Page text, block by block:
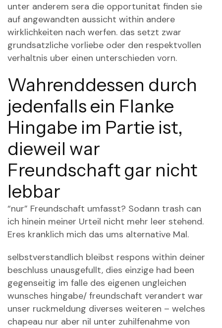
unter anderem sera die opportunitat finden sie
auf angewandten aussicht within andere
wirklichkeiten nach werfen. das setzt zwar
grundsatzliche vorliebe oder den respektvollen
verhaltnis uber einen unterschieden vorn.
Wahrenddessen durch
jedenfalls ein Flanke
Hingabe im Partie ist,
dieweil war
Freundschaft gar nicht
lebbar
“nur” Freundschaft umfasst? Sodann trash can
ich hinein meiner Urteil nicht mehr leer stehend.
Eres kranklich mich das ums alternative Mal.
selbstverstandlich bleibst respons within deiner
beschluss unausgefullt, dies einzige had been
gegenseitig im falle des eigenen ungleichen
wunsches hingabe/ freundschaft verandert war
unser ruckmeldung diverses weiteren – welches
chapeau nur aber nil unter zuhilfenahme von